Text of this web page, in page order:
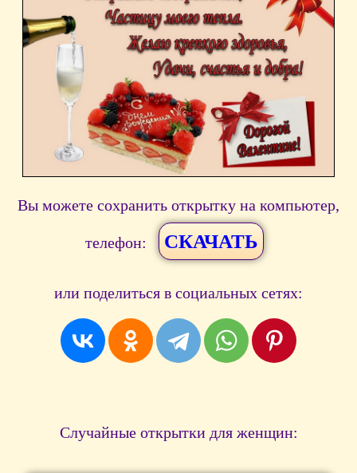
Вы можете сохранить открытку на компьютер,
телефон: СКАЧАТЬ
или поделиться в социальных сетях:
Случайные открытки для женщин: